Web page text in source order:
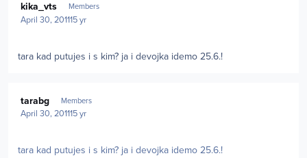
kika_vts Members
April 30, 201115 yr
tara kad putujes i s kim? ja i devojka idemo 25.6.!
tarabg Members
April 30, 201115 yr
tara kad putujes i s kim? ja i devojka idemo 25.6.!